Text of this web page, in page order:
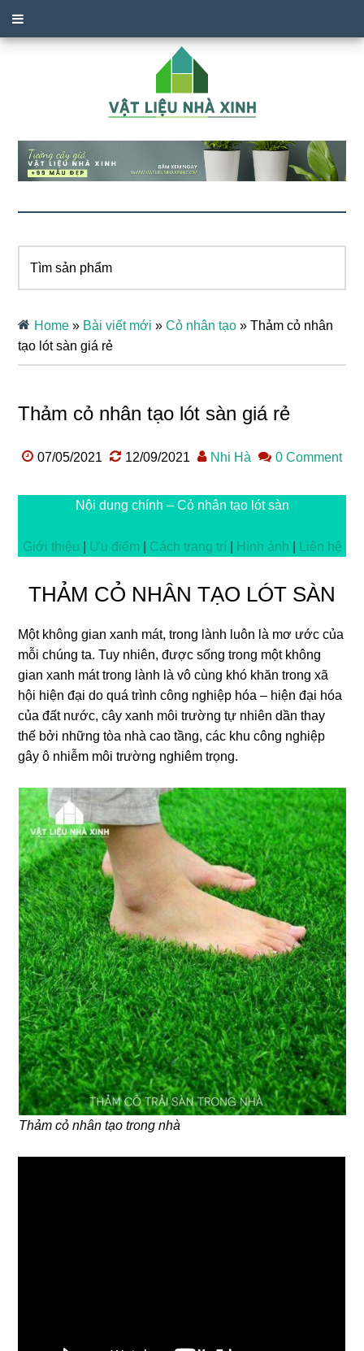
sản
Home » Bài viết mới »Cỏ nhân tạo »Thảm cỏ nhân
tạo lót sàn giá rẻ
Thảm cỏ nhân tạo lót sàn giá rẻ
07/05/2021 12/09/2021 Nhi Hà 0 Comment
Nội dung chính – Cỏ nhân tạo lót sàn
Giới thiệu Ưu điểm Cách trang trí Hình ảnh Liên hệ
THẢM CỎ NHÂN TẠO LÓT SÀN
Một không gian xanh mát, trong lành luôn là mơ ước của
mỗi chúng ta. Tuy nhiên, được sống trong một không
gian xanh mát trong lành là vô cùng khó khăn trong xã
hội hiện đại do quá trình công nghiệp hóa – hiện đại hóa
của đất nước, cây xanh môi trường tự nhiên dần thay
thế bởi những tòa nhà cao tầng, các khu công nghiệp
gây ô nhiễm môi trường nghiêm trọng.
Thảm cỏ nhân tạo trong nhà